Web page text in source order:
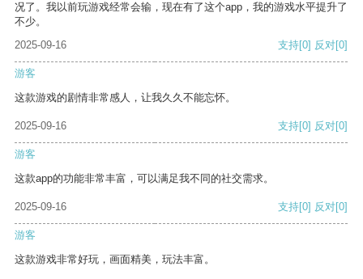
况了。我以前玩游戏经常会输，现在有了这个app，我的游戏水平提升了
不少。
2025-09-16
支持[0] 反对[0]
游客
这款游戏的剧情非常感人，让我久久不能忘怀。
2025-09-16 支持[0] 反对[0]
游客
这款app的功能非常丰富，可以满足我不同的社交需求。
2025-09-16 支持[0] 反对[0]
游客
这款游戏非常好玩，画面精美，玩法丰富。